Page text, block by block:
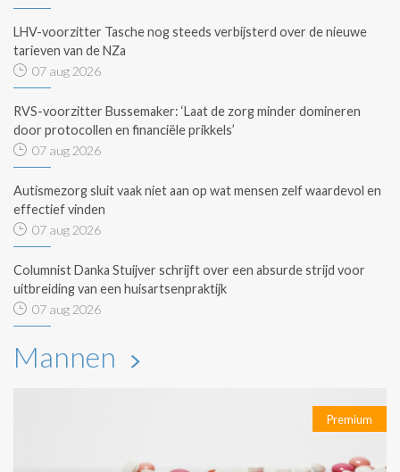
LHV-voorzitter Tasche nog steeds verbijsterd over de nieuwe
tarieven van de NZa
07 aug 2026
RVS-voorzitter Bussemaker: ‘Laat de zorg minder domineren
door protocollen en financiële prikkels’
07 aug 2026
Autismezorg sluit vaak niet aan op wat mensen zelf waardevol en
effectief vinden
07 aug 2026
Columnist Danka Stuijver schrijft over een absurde strijd voor
uitbreiding van een huisartsenpraktijk
07 aug 2026
Mannen
Premium